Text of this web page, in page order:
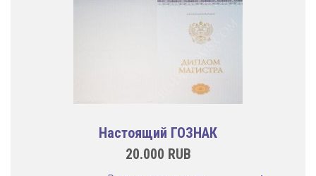
Настоящий ГОЗНАК
20.000 RUB